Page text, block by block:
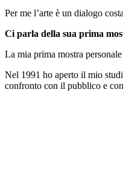
Per me l’arte è un dialogo
Ci parla della sua prima
La mia prima mostra
Nel 1991 ho aperto il mio
confronto con il pubblico e